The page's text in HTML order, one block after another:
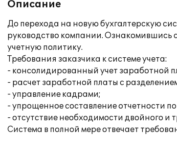
Описание
До перехода на новую бухгалтерскую
руководство компании. Ознакомившись
учетную политику.
Требования заказчика к системе учета:
- консолидированный учет заработной
- расчет заработной платы с
- управление кадрами;
- упрощенное составление отчетности
- отсутствие необходимости двойного и
Система в полной мере отвечает